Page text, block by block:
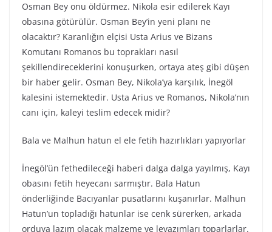
Osman Bey onu öldürmez. Nikola esir edilerek Kayı
obasına götürülür. Osman Bey’in yeni planı ne
olacaktır? Karanlığın elçisi Usta Arius ve Bizans
Komutanı Romanos bu toprakları nasıl
şekillendireceklerini konuşurken, ortaya ateş gibi düşen
bir haber gelir. Osman Bey, Nikola’ya karşılık, İnegöl
kalesini istemektedir. Usta Arius ve Romanos, Nikola’nın
canı için, kaleyi teslim edecek midir?
Bala ve Malhun hatun el ele fetih hazırlıkları yapıyorlar
İnegöl’ün fethedileceği haberi dalga dalga yayılmış, Kayı
obasını fetih heyecanı sarmıştır. Bala Hatun
önderliğinde Bacıyanlar pusatlarını kuşanırlar. Malhun
Hatun’un topladığı hatunlar ise cenk sürerken, arkada
orduya lazım olacak malzeme ve levazımları toparlarlar.